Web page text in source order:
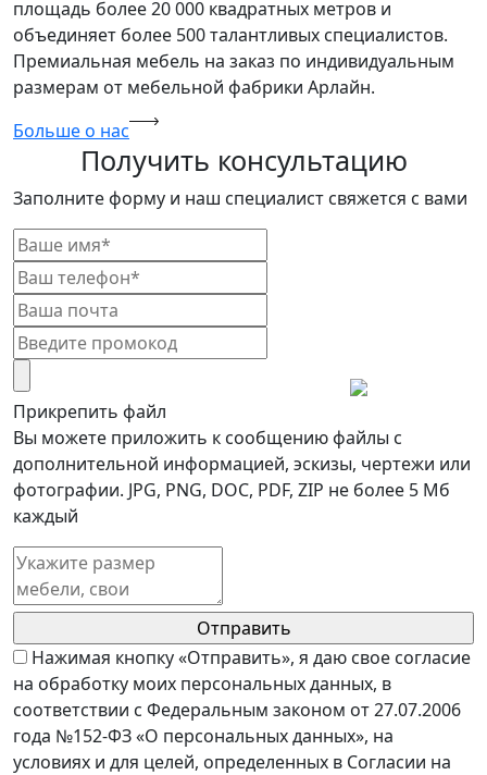
площадь более 20 000 квадратных метров и
объединяет более 500 талантливых специалистов.
Премиальная мебель на заказ по индивидуальным
размерам от мебельной фабрики Арлайн.
Больше о нас
Получить консультацию
Заполните форму и наш специалист свяжется с вами
Прикрепить файл
Вы можете приложить к сообщению файлы с
дополнительной информацией, эскизы, чертежи или
фотографии. JPG, PNG, DOC, PDF, ZIP не более 5 Мб
каждый
Нажимая кнопку «Отправить», я даю свое согласие
на обработку моих персональных данных, в
соответствии с Федеральным законом от 27.07.2006
года №152-ФЗ «О персональных данных», на
условиях и для целей, определенных в Согласии на